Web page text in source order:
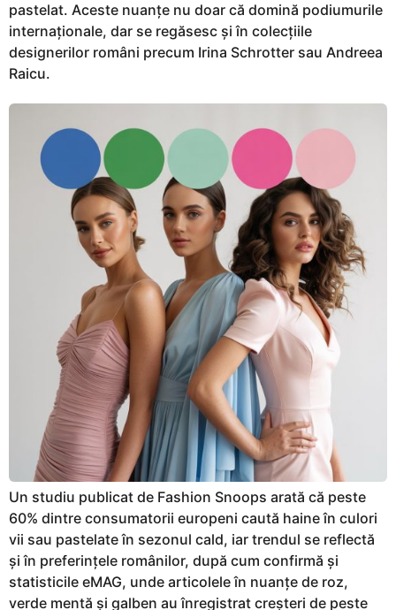
pastelat. Aceste nuanțe nu doar că domină podiumurile
internaționale, dar se regăsesc și în colecțiile
designerilor români precum Irina Schrotter sau Andreea
Raicu.
Un studiu publicat de Fashion Snoops arată că peste
60% dintre consumatorii europeni caută haine în culori
vii sau pastelate în sezonul cald, iar trendul se reflectă
și în preferințele românilor, după cum confirmă și
statisticile eMAG, unde articolele în nuanțe de roz,
verde mentă și galben au înregistrat creșteri de peste